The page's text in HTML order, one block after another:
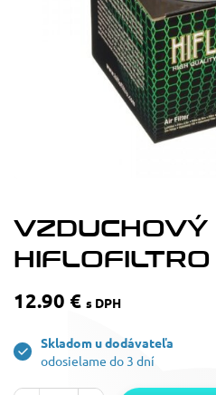
VZDUCHOVÝ
HIFLOFILTRO
12.90 € s DPH
Skladom u dodávateľa
odosielame do 3 dní